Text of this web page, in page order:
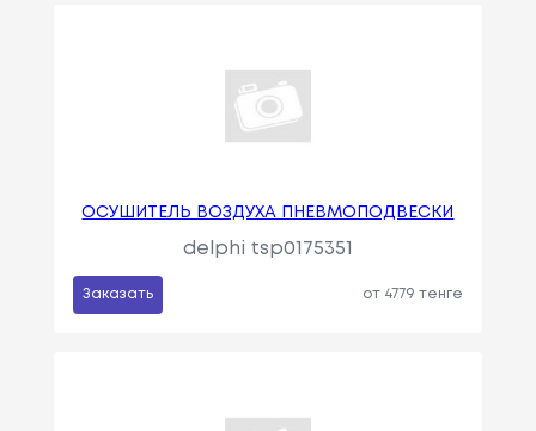
ОСУШИТЕЛЬ ВОЗДУХА ПНЕВМОПОДВЕСКИ
delphi tsp0175351
Заказать от 4779 тенге